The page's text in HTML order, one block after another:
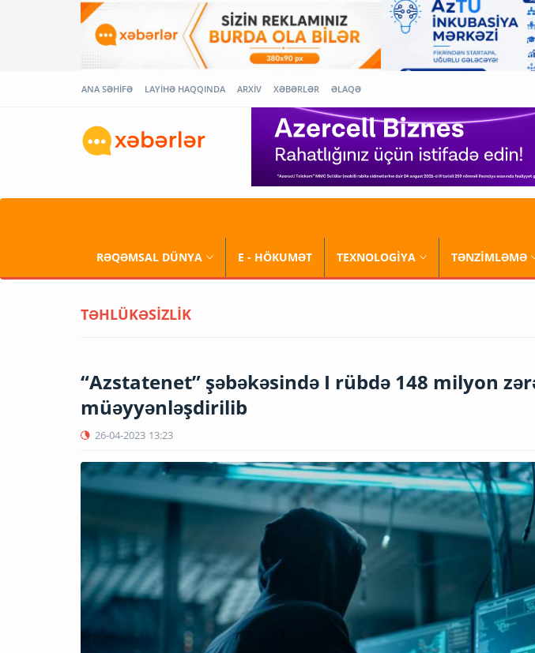
ANA SƏHİFƏ LAYİHƏ HAQQINDA ARXİV XƏBƏRLƏR ƏLAQƏ
RƏQƏMSAL DÜNYA E - HÖKUMƏT TEXNOLOGİYA TƏNZİMLƏMƏ
TƏHLÜKƏSİZLİK
“Azstatenet” şəbəkəsində I rübdə 148 milyon
müəyyənləşdirilib
26-04-2023 13:23